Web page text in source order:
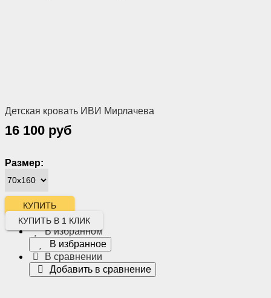
Детская кровать ИВИ Мирлачева
16 100 руб
Размер:
КУПИТЬ В 1 КЛИК
В избранном
В избранное
В сравнении
Добавить в сравнение